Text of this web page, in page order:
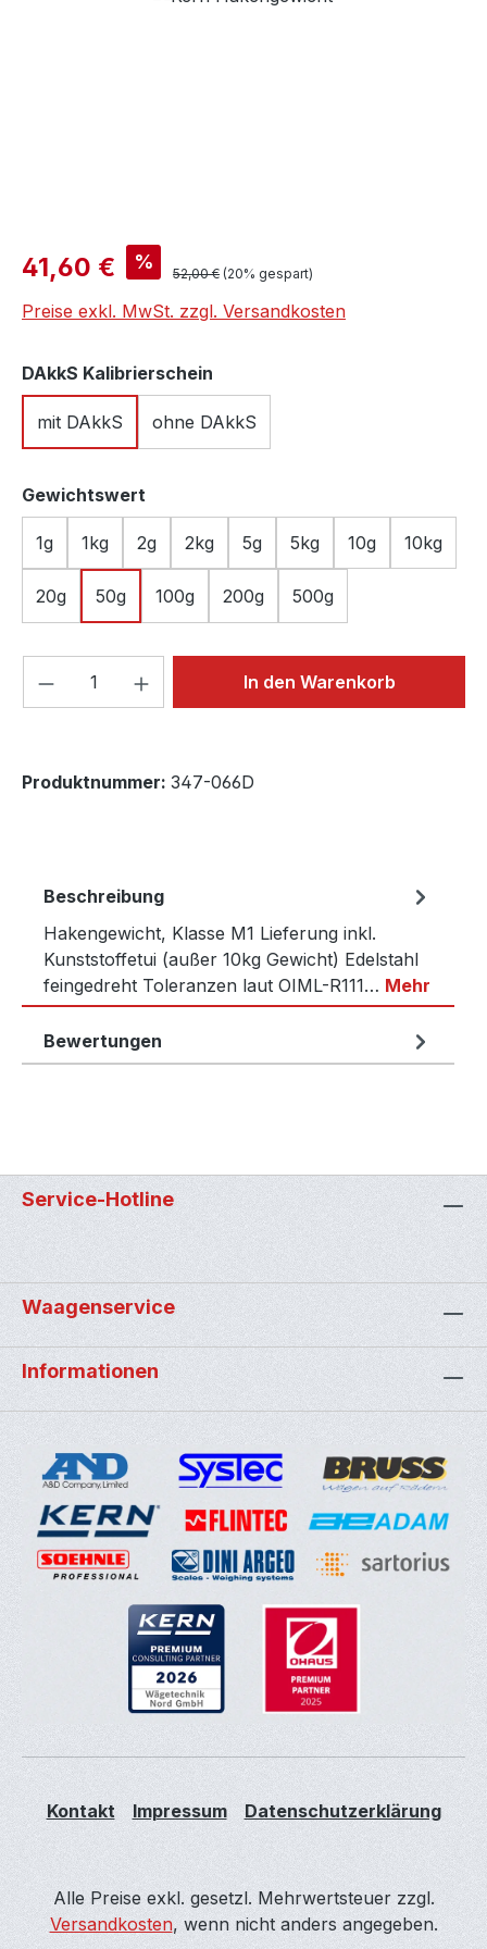
Verkaufspreis:
41,60 € % Regulärer Preis:
52,00 € (20% gespart)
Preise exkl. MwSt. zzgl. Versandkosten
DAkkS Kalibrierschein
mit DAkkS ohne DAkkS
Gewichtswert
1g 1kg 2g 2kg 5g 5kg 10g 10kg
20g 50g 100g 200g 500g
Produkt Anzahl: Gib denIn den Warenkorb
Produktnummer: 347-066D
Beschreibung
Hakengewicht, Klasse M1 Lieferung inkl.
Kunststoffetui (außer 10kg Gewicht) Edelstahl
feingedreht Toleranzen laut OIML-R111… Mehr
Bewertungen
Service-Hotline
Waagenservice
Informationen
Kontakt Impressum Datenschutzerklärung
Alle Preise exkl. gesetzl. Mehrwertsteuer zzgl.
Versandkosten, wenn nicht anders angegeben.